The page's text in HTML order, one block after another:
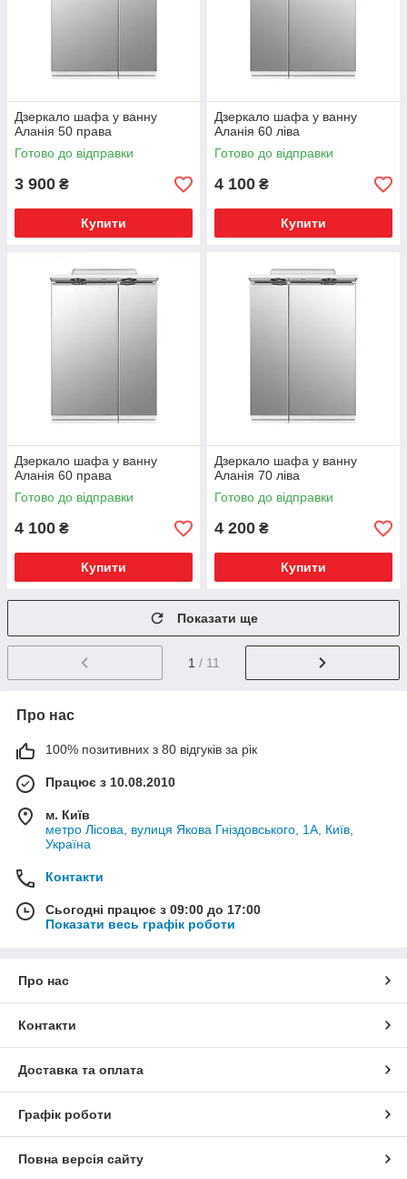
Дзеркало шафа у ванну
Аланія 50 права
Готово до відправки
3 900 ₴
Купити
Дзеркало шафа у ванну
Аланія 60 ліва
Готово до відправки
4 100 ₴
Купити
Дзеркало шафа у ванну
Аланія 60 права
Готово до відправки
4 100 ₴
Купити
Дзеркало шафа у ванну
Аланія 70 ліва
Готово до відправки
4 200 ₴
Купити
Показати ще
1 / 11
Про нас
100% позитивних з 80 відгуків за рік
Працює з 10.08.2010
м. Київ
метро Лісова, вулиця Якова Гніздовського, 1А, Київ,
Україна
Контакти
Сьогодні працює з 09:00 до 17:00
Показати весь графік роботи
Про нас
Контакти
Доставка та оплата
Графік роботи
Повна версія сайту